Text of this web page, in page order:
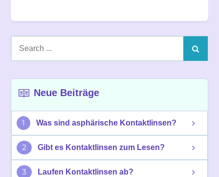
Neue Beiträge
1 Was sind asphärische Kontaktlinsen?
2 Gibt es Kontaktlinsen zum Lesen?
3 Laufen Kontaktlinsen ab?